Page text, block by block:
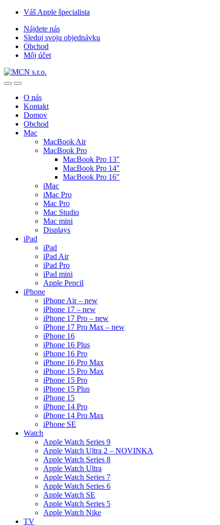
Skip
navigation
Skip
content
Váš Apple špecialista
Nájdete nás
Sleduj svoju objednávku
Obchod
Môj účet
O nás
Kontakt
Domov
Obchod
Mac
MacBook Air
MacBook Pro
MacBook Pro 13″
MacBook Pro 14″
MacBook Pro 16″
iMac
iMac Pro
Mac Pro
Mac Studio
Mac mini
Displays
iPad
iPad
iPad Air
iPad Pro
iPad mini
Apple Pencil
iPhone
iPhone Air – new
iPhone 17 – new
iPhone 17 Pro – new
iPhone 17 Pro Max – new
iPhone 16
iPhone 16 Plus
iPhone 16 Pro
iPhone 16 Pro Max
iPhone 15 Pro Max
iPhone 15 Pro
iPhone 15 Plus
iPhone 15
iPhone 14 Pro
iPhone 14 Pro Max
iPhone SE
Watch
Apple Watch Series 9
Apple Watch Ultra 2 – NOVINKA
Apple Watch Series 8
Apple Watch Ultra
Apple Watch Series 7
Apple Watch Series 6
Apple Watch SE
Apple Watch Series 5
Apple Watch Nike
TV